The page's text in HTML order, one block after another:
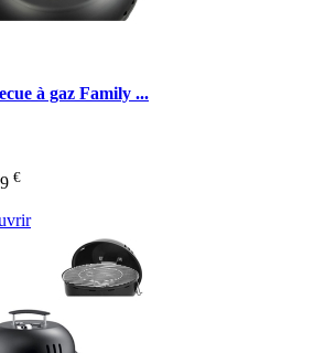
à gaz Family ...
€